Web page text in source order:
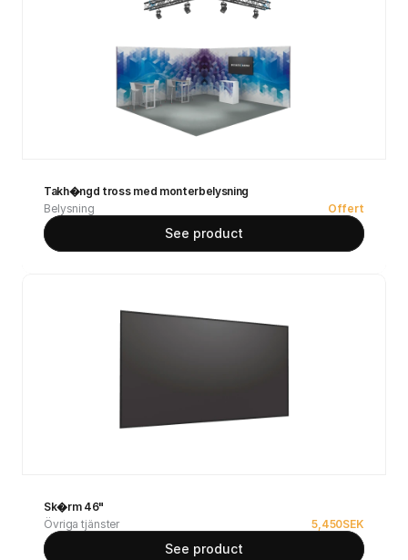
Takh�ngd tross med monterbelysning
Belysning
Offert
See product
Sk�rm 46"
Övriga tjänster
5,450SEK
See product